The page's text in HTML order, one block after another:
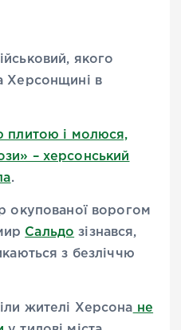
якого
Херсонщині в
плитою і молюся,
– херсонський
.
окупованої ворогом
Сальдо зізнався,
з безліччю
жителі Херсона не